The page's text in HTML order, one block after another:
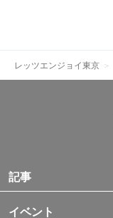
レッツエンジョイ東京
記事
イベント